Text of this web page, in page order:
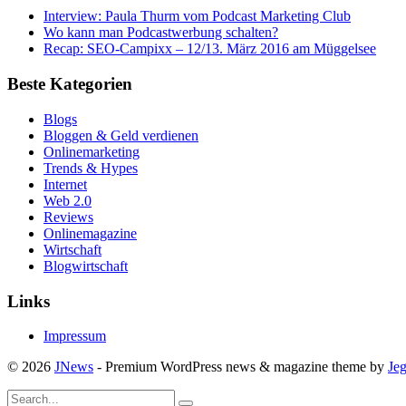
Interview: Paula Thurm vom Podcast Marketing Club
Wo kann man Podcastwerbung schalten?
Recap: SEO-Campixx – 12/13. März 2016 am Müggelsee
Beste Kategorien
Blogs
Bloggen & Geld verdienen
Onlinemarketing
Trends & Hypes
Internet
Web 2.0
Reviews
Onlinemagazine
Wirtschaft
Blogwirtschaft
Links
Impressum
© 2026 JNews - Premium WordPress news & magazine theme by